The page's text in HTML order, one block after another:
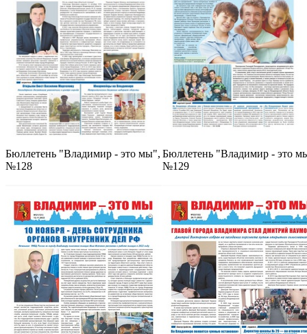
Бюллетень "Владимир - это мы",
№128
Бюллетень "Владимир - это
№129